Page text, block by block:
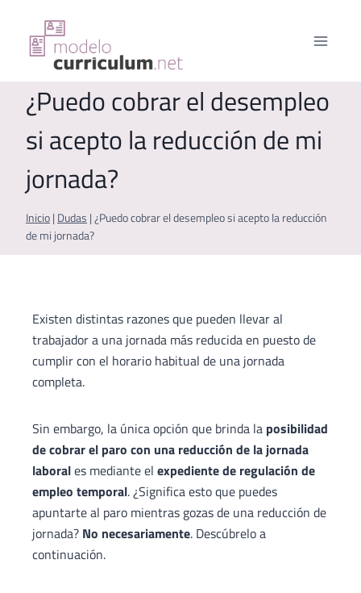
contenido
¿Puedo cobrar el desempleo
si acepto la reducción de mi
jornada?
Inicio | Dudas | ¿Puedo cobrar el desempleo si acepto la reducción
de mi jornada?
Existen distintas razones que pueden llevar al
trabajador a una jornada más reducida en puesto de
cumplir con el horario habitual de una jornada
completa.
Sin embargo, la única opción que brinda la posibilidad
de cobrar el paro con una reducción de la jornada
laborales mediante el expediente de regulación de
empleo temporal. ¿Significa esto que puedes
apuntarte al paro mientras gozas de una reducción de
jornada? No necesariamente. Descúbrelo a
continuación.